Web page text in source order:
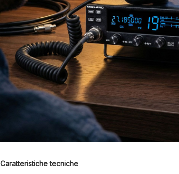
Caratteristiche tecniche